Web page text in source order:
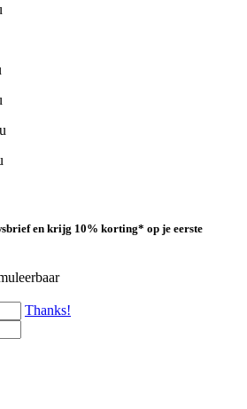
en krijg 10% korting* op je eerste
Thanks!